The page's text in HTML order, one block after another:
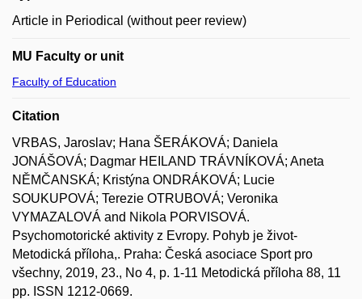
Article in Periodical (without peer review)
MU Faculty or unit
Faculty of Education
Citation
VRBAS, Jaroslav; Hana ŠERÁKOVÁ; Daniela
JONÁŠOVÁ; Dagmar HEILAND TRÁVNÍKOVÁ; Aneta
NĚMČANSKÁ; Kristýna ONDRÁKOVÁ; Lucie
SOUKUPOVÁ; Terezie OTRUBOVÁ; Veronika
VYMAZALOVÁ and Nikola PORVISOVÁ.
Psychomotorické aktivity z Evropy. Pohyb je život-
Metodická příloha,. Praha: Česká asociace Sport pro
všechny, 2019, 23., No 4, p. 1-11 Metodická příloha 88, 11
pp. ISSN 1212-0669.